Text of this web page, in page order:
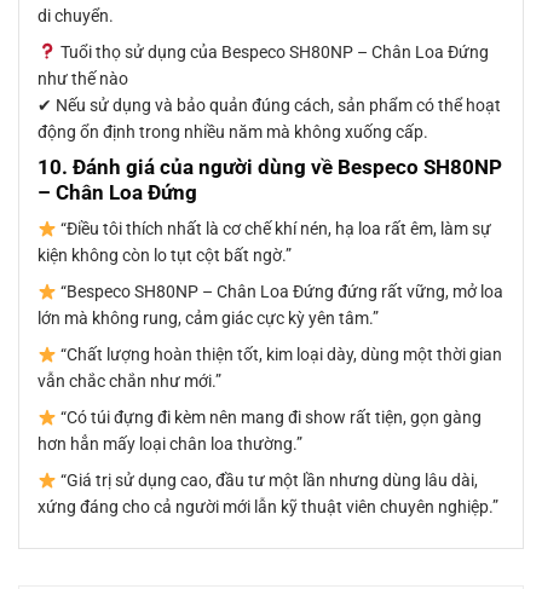
di chuyển.
Tuổi thọ sử dụng của Bespeco SH80NP – Chân Loa Đứng
như thế nào
✔ Nếu sử dụng và bảo quản đúng cách, sản phẩm có thể hoạt
động ổn định trong nhiều năm mà không xuống cấp.
10. Đánh giá của người dùng về Bespeco SH80NP
– Chân Loa Đứng
“Điều tôi thích nhất là cơ chế khí nén, hạ loa rất êm, làm sự
kiện không còn lo tụt cột bất ngờ.”
“Bespeco SH80NP – Chân Loa Đứng đứng rất vững, mở loa
lớn mà không rung, cảm giác cực kỳ yên tâm.”
“Chất lượng hoàn thiện tốt, kim loại dày, dùng một thời gian
vẫn chắc chắn như mới.”
“Có túi đựng đi kèm nên mang đi show rất tiện, gọn gàng
hơn hẳn mấy loại chân loa thường.”
“Giá trị sử dụng cao, đầu tư một lần nhưng dùng lâu dài,
xứng đáng cho cả người mới lẫn kỹ thuật viên chuyên nghiệp.”